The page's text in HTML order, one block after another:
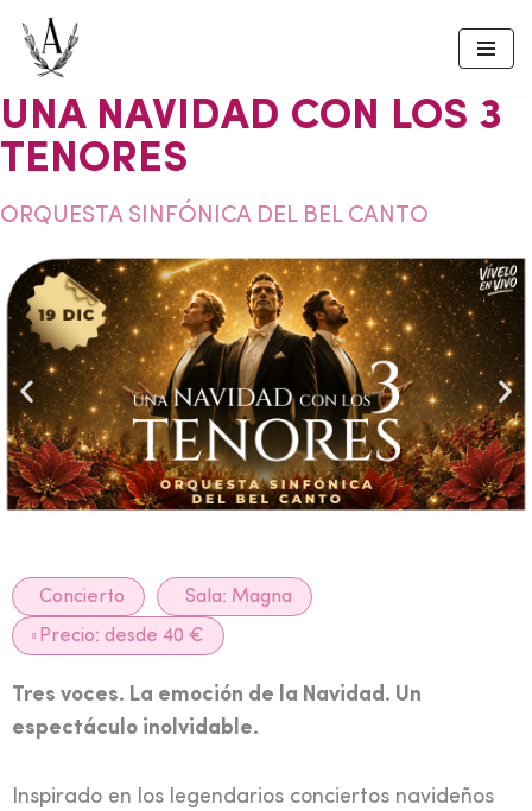
Skip
to
content
UNA NAVIDAD CON LOS 3
TENORES
ORQUESTA SINFÓNICA DEL BEL CANTO
Concierto Sala: Magna
Precio: desde 40 €
Tres voces. La emoción de la Navidad. Un
espectáculo inolvidable.
Inspirado en los legendarios conciertos navideños